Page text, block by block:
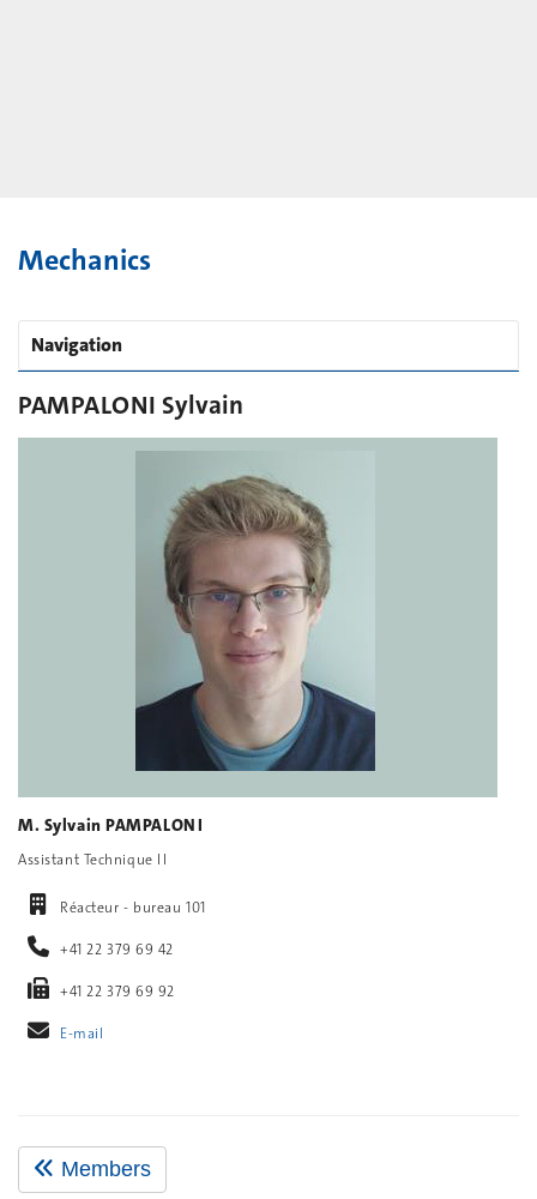
Mechanics
Navigation
PAMPALONI Sylvain
M. Sylvain PAMPALONI
Assistant Technique II
Réacteur - bureau 101
+41 22 379 69 42
+41 22 379 69 92
E-mail
Members